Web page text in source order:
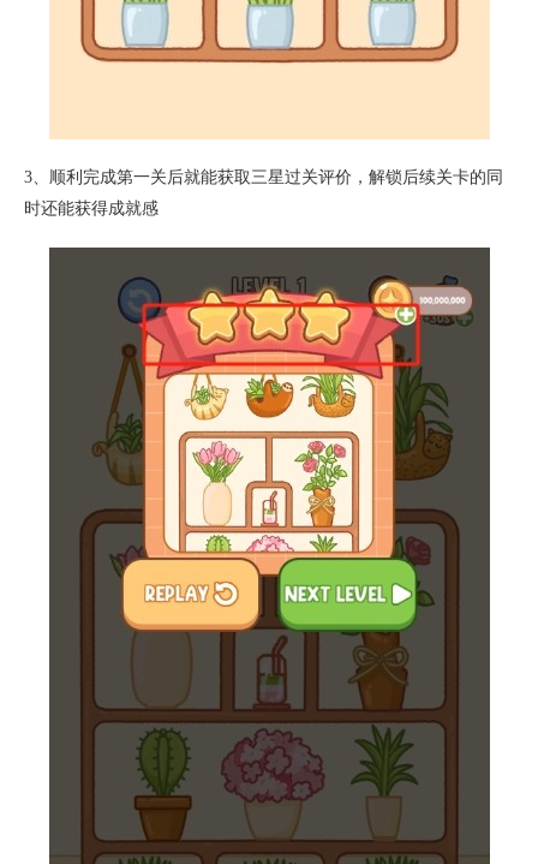
3、顺利完成第一关后就能获取三星过关评价，解锁后续关卡的同
时还能获得成就感